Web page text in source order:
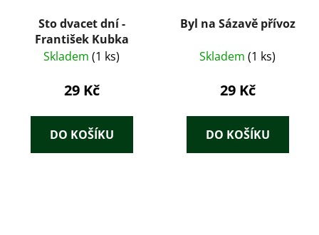
Sto dvacet dní -
František Kubka
Skladem (1 ks)
29 Kč
DO KOŠÍKU
Byl na Sázavě přívoz
Skladem (1 ks)
29 Kč
DO KOŠÍKU